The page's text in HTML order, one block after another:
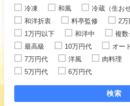
冷凍 和風 冷蔵（生お
和洋折衷
料亭監修 2万
1万円以下
和洋中 複数
最高級
10万円代 オー
7万円代
洋風 肉料理
5万円代
6万円代
検索